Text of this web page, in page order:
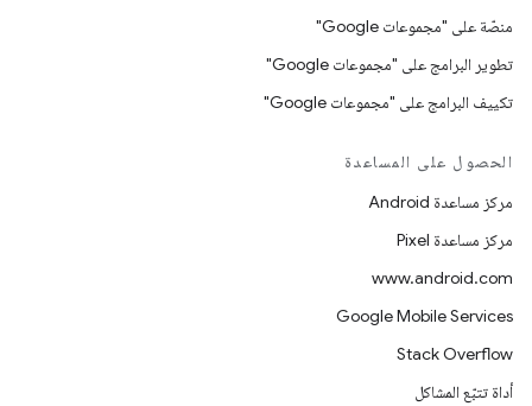
منصّة على "مجموعات Google"
تطوير البرامج على "مجموعات Google"
تكييف البرامج على "مجموعات Google"
الحصول على المساعدة
مركز مساعدة Android
مركز مساعدة Pixel
www.android.com
Google Mobile Services
Stack Overflow
أداة تتبّع المشاكل